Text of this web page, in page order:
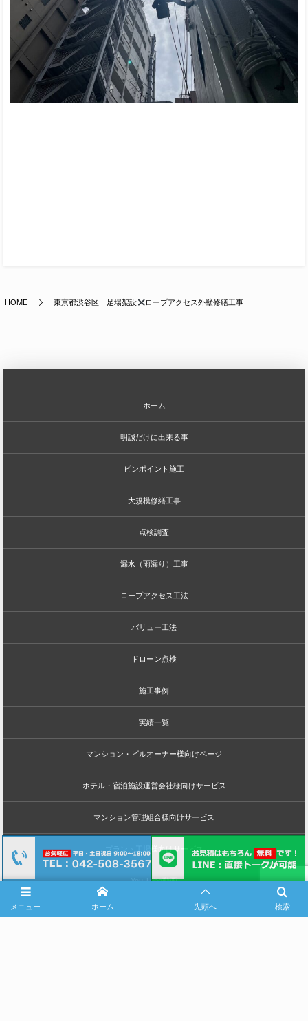
HOME 東京都渋谷区 足場架設 ロープアクセス外壁修繕工事
ホーム
明誠だけに出来る事
ピンポイント施工
大規模修繕工事
点検調査
漏水（雨漏り）工事
ロープアクセス工法
バリュー工法
ドローン点検
施工事例
実績一覧
マンション・ビルオーナー様向けページ
ホテル・宿泊施設運営会社様向けサービス
マンション管理組合様向けサービス
プラント工場様向けサービス
You Tube動画
メニュー 検索
ホーム 先頭へ